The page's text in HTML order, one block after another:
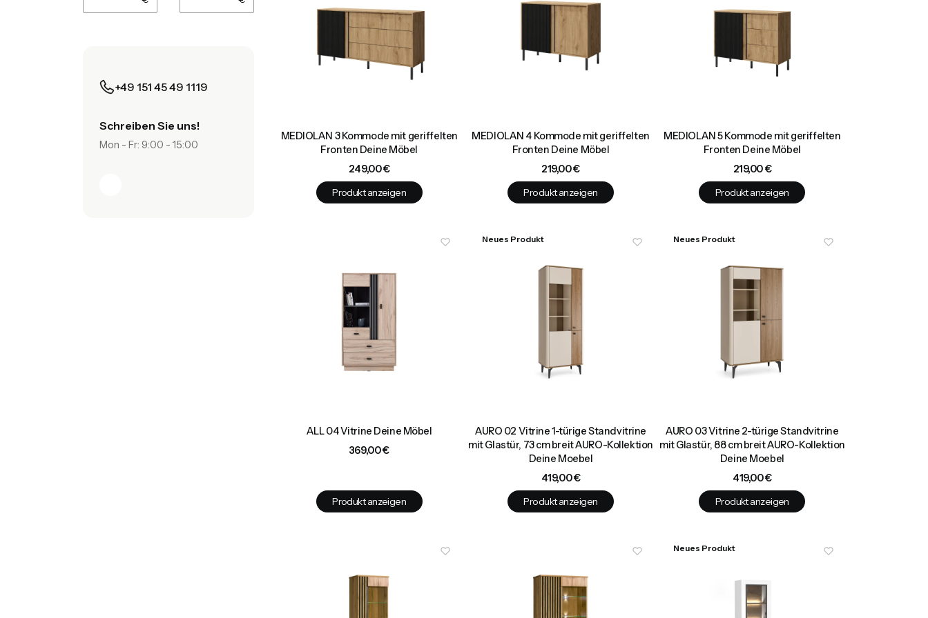
+49 151 45 49 1119
Schreiben Sie uns!
Mon - Fr: 9:00 - 15:00
MEDIOLAN 3 Kommode mit geriffelten
Fronten Deine Möbel
Preis
249,00 €
Produkt anzeigen
MEDIOLAN 4 Kommode mit geriffelten
Fronten Deine Möbel
Preis
219,00 €
Produkt anzeigen
MEDIOLAN 5 Kommode mit geriffelten
Fronten Deine Möbel
Preis
219,00 €
Produkt anzeigen
ALL 04 Vitrine Deine Möbel
Preis
369,00 €
Produkt anzeigen
Neues Produkt
AURO 02 Vitrine 1-türige Standvitrine
mit Glastür, 73 cm breit AURO-Kollektion
Deine Moebel
Preis
419,00 €
Produkt anzeigen
Neues Produkt
AURO 03 Vitrine 2-türige Standvitrine
mit Glastür, 88 cm breit AURO-Kollektion
Deine Moebel
Preis
419,00 €
Produkt anzeigen
Neues Produkt